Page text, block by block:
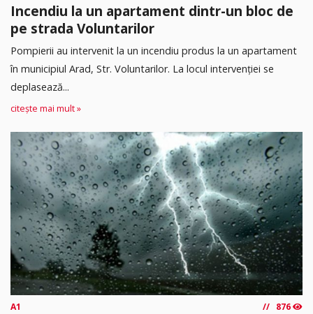
Incendiu la un apartament dintr-un bloc de
pe strada Voluntarilor
Pompierii au intervenit la un incendiu produs la un apartament
în municipiul Arad, Str. Voluntarilor. La locul intervenției se
deplasează...
citește mai mult »
A1 876